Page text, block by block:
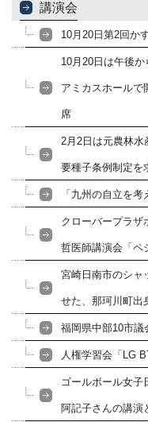
講演会
10月20日第2回か
10月20日は午後
アミカスホールで
席
2月2日は元農林水
要種子条例制定を
「九州の自立を
クローバープラザ
哲医師講演会「ペ
宮崎日南市のシャ
せた、那珂川町出
福岡県中部10市議
人権学習会「LG
ゴールボール女子
阿記子さんの講演